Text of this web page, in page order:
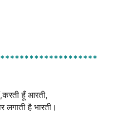
हूँ आरती,
लगाती है भारती।